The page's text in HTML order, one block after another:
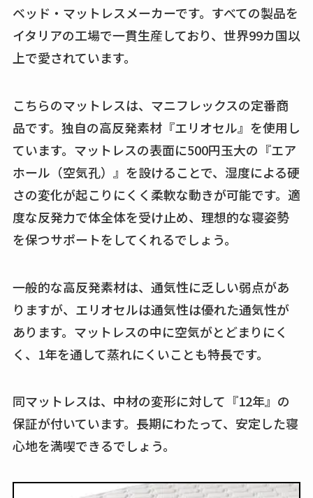
ベッド・マットレスメーカーです。すべての製品を
イタリアの工場で一貫生産しており、世界99カ国以
上で愛されています。
こちらのマットレスは、マニフレックスの定番商
品です。独自の高反発素材『エリオセル』を使用し
ています。マットレスの表面に500円玉大の『エア
ホール（空気孔）』を設けることで、湿度による硬
さの変化が起こりにくく柔軟な動きが可能です。適
度な反発力で体全体を受け止め、理想的な寝姿勢
を保つサポートをしてくれるでしょう。
一般的な高反発素材は、通気性に乏しい弱点があ
りますが、エリオセルは通気性は優れた通気性が
あります。マットレスの中に空気がとどまりにく
く、1年を通して蒸れにくいことも特長です。
同マットレスは、中材の変形に対して『12年』の
保証が付いています。長期にわたって、安定した寝
心地を満喫できるでしょう。